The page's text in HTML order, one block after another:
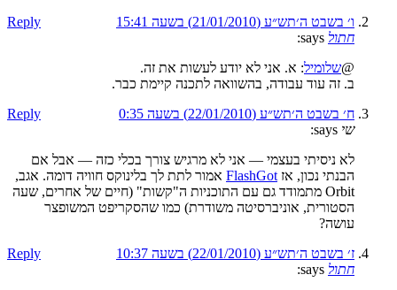
ו׳ בשבט ה׳תש״ע (21/01/2010) בשעה 15:41
Reply
חתול says:
@שלומיל: א. אני לא יודע לעשות את זה.
ב. זה עוד עבודה, בהשוואה לתכנה קיימת כבר.
ח׳ בשבט ה׳תש״ע (22/01/2010) בשעה 0:35
Reply
שי says:
לא ניסיתי בעצמי — אני לא מרגיש צורך בכלי כזה — אבל אם
הבנתי נכון, אז FlashGot אמור לתת לך בלינוקס חוויה דומה. אגב,
Orbit מתמודד גם עם התוכניות ה"קשות" (חיים של אחרים, שעה
הסטורית, אוניברסיטה משודרת) כמו שהסקריפט המשופצר
עושה?
ז׳ בשבט ה׳תש״ע (22/01/2010) בשעה 10:37
Reply
חתול says: